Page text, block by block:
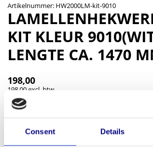
Consent Details
Artikelnummer: HW2000LM-kit-9010
KIT KLEUR
LENGTE CA. 1470
198,00
198,00 excl. btw
Op voorraad
rechthoekige lamellen in een moderne en